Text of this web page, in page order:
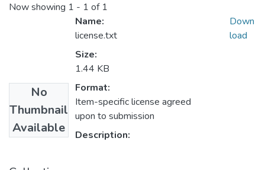
Now showing 1 - 1 of 1
No
Thumbnail
Available
Name:
license.txt
Size:
1.44 KB
Format:
Item-specific license agreed
upon to submission
Description:
Down
load